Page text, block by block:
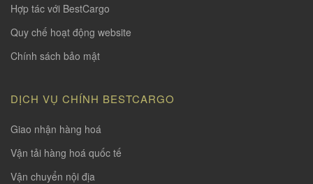
Hợp tác với BestCargo
Quy chế hoạt động website
Chính sách bảo mật
DỊCH VỤ CHÍNH BESTCARGO
Giao nhận hàng hoá
Vận tải hàng hoá quốc tế
Vận chuyển nội địa